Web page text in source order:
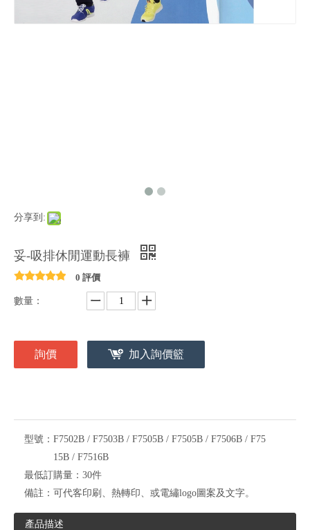
分享到:
妥-吸排休閒運動長褲
0 評價
數量：
詢價 加入詢價籃
型號： F7502B / F7503B / F7505B / F7505B / F7506B / F75
15B / F7516B
最低訂購量： 30件
備註： 可代客印刷、熱轉印、或電繡logo圖案及文字。
產品描述